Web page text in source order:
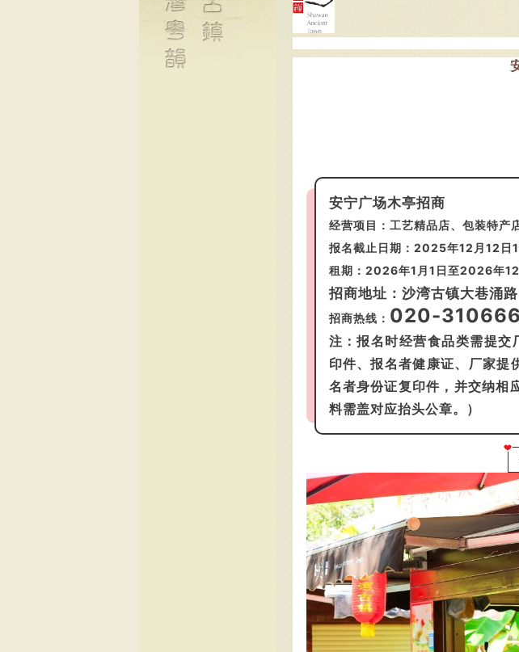
安宁广场木亭招商
经营项目：工艺精品店、包装特产
报名截止日期：2025年12月12日
租期：2026年1月1日至2026年12
招商地址：沙湾古镇大巷涌
招商热线： 020-
注：报名时经营食品类需提交
印件、报名者健康证、厂家提
名者身份证复印件，并交纳相
料需盖对应抬头公章。）